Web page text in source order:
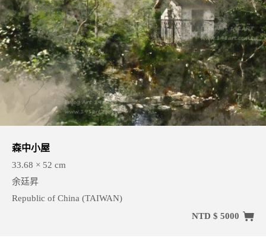
森中小屋
33.68 × 52 cm
余廷昇
Republic of China (TAIWAN)
NTD $ 5000